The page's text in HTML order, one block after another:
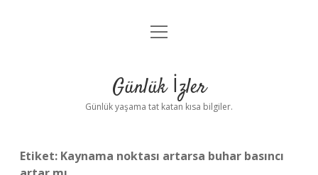
Anasayfa
Yasal Uyarı
menüyü
Günlük İzler
Günlük yaşama tat katan kısa bilgiler.
Etiket: Kaynama noktası artarsa buhar basıncı